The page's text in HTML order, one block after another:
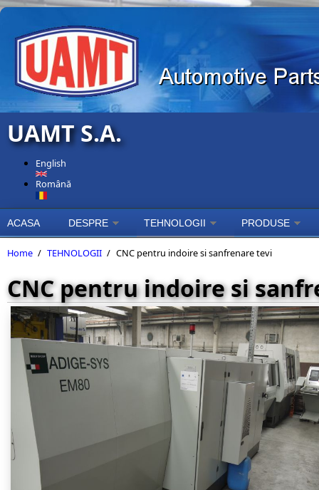
Skip to main content
UAMT S.A.
English
Română
ACASA DESPRE TEHNOLOGII PRODUSE
Home / TEHNOLOGII / CNC pentru indoire si sanfrenare tevi
CNC pentru indoire si